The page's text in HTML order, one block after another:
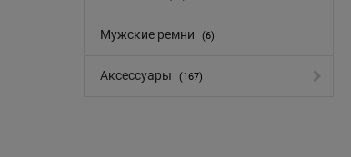
Мужские ремни (6)
Аксессуары (167)